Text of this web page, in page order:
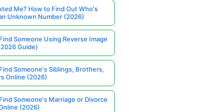
Me? How to Find Out Who's
Unknown Number (2026)
Someone Using Reverse Image
Guide)
Someone's Siblings, Brothers,
Online (2026)
Someone's Marriage or Divorce
(2026)